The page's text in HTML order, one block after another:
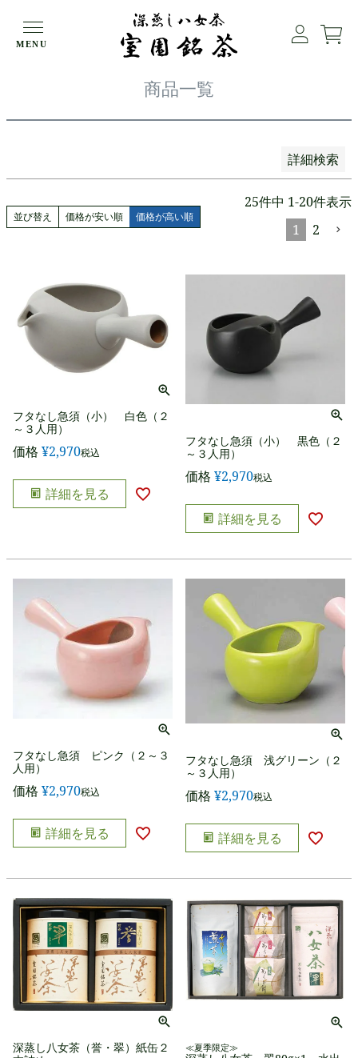
MENU
HOME
商品一覧
詳細検索
価格が高い順
キーワードヒット順
並び替え 価格が安い順 価格が高い順
25件中 1-20件表示
1
2
フタなし急須（小） 白色（２
～３人用）
価格 ¥2,970税込
詳細を見る
フタなし急須（小） 黒色（２
～３人用）
価格 ¥2,970税込
詳細を見る
フタなし急須 ピンク（２～３
人用）
価格 ¥2,970税込
詳細を見る
フタなし急須 浅グリーン（２
～３人用）
価格 ¥2,970税込
詳細を見る
深蒸し八女茶（誉・翠）紙缶２
≪夏季限定≫